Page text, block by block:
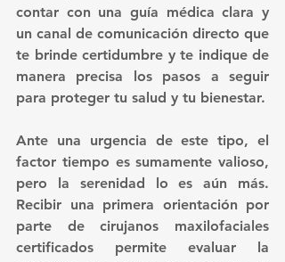
contar con una guía médica clara y
un canal de comunicación directo que
te brinde certidumbre y te indique de
manera precisa los pasos a seguir
para proteger tu salud y tu bienestar.
Ante una urgencia de este tipo, el
factor tiempo es sumamente valioso,
pero la serenidad lo es aún más.
Recibir una primera orientación por
parte de cirujanos maxilofaciales
certificados permite evaluar la